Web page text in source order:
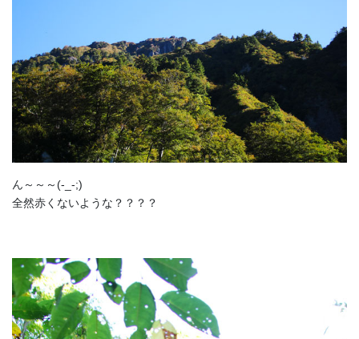
ん～～～(-_-;)
全然赤くないような？？？？